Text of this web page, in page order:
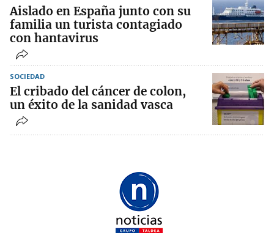
Aislado en España junto con su
familia un turista contagiado
con hantavirus
SOCIEDAD
El cribado del cáncer de colon,
un éxito de la sanidad vasca